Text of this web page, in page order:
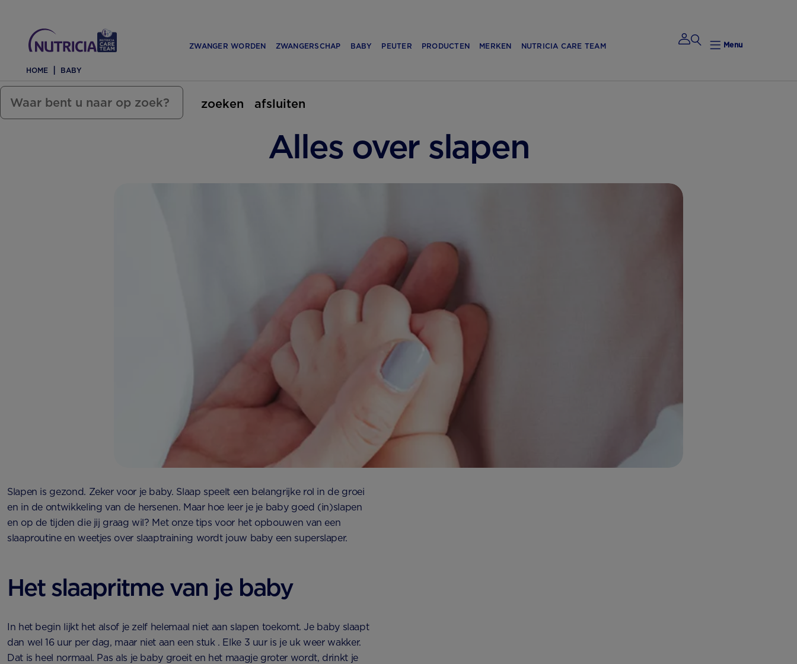
ZWANGER WORDEN ZWANGERSCHAP BABY PEUTER PRODUCTEN MERKEN NUTRICIA CARE TEAM
Mijn
Menu
zoeken afsluiten
Alles over slapen
HOME BABY
Slapen is gezond. Zeker voor je baby. Slaap speelt een belangrijke rol in de groei
en in de ontwikkeling van de hersenen. Maar hoe leer je je baby goed (in)slapen
en op de tijden die jij graag wil? Met onze tips voor het opbouwen van een
slaaproutine en weetjes over slaaptraining wordt jouw baby een superslaper.
Het slaapritme van je baby
In het begin lijkt het alsof je zelf helemaal niet aan slapen toekomt. Je baby slaapt
dan wel 16 uur per dag, maar niet aan een stuk . Elke 3 uur is je uk weer wakker.
Dat is heel normaal. Pas als je baby groeit en het maagje groter wordt, drinkt je